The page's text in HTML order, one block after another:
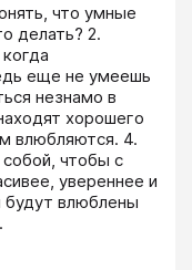
что умные
делать? 2.
еще не умеешь
незнамо в
хорошего
влюбляются. 4.
чтобы с
увереннее и
будут влюблены